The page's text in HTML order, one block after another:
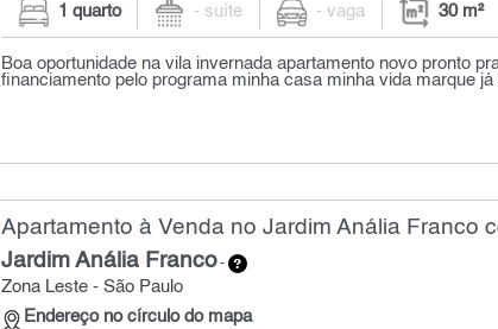
1 quarto - suíte - vaga 30 m²
Boa oportunidade na vila invernada apartamento novo pronto
financiamento pelo programa minha casa minha vida marque já
Apartamento à Venda no Jardim Anália Franco
Jardim Anália Franco-
Zona Leste - São Paulo
Endereço no círculo do mapa